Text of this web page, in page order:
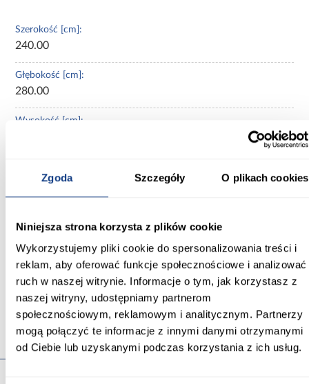
Zgoda Szczegóły O plikach cookies
Niniejsza strona korzysta z plików cookie
Wykorzystujemy pliki cookie do spersonalizowania treści i
reklam, aby oferować funkcje społecznościowe i analizować
ruch w naszej witrynie. Informacje o tym, jak korzystasz z
naszej witryny, udostępniamy partnerom
społecznościowym, reklamowym i analitycznym. Partnerzy
mogą połączyć te informacje z innymi danymi otrzymanymi
od Ciebie lub uzyskanymi podczas korzystania z ich usług.
Szerokość [cm]:
240.00
Głębokość [cm]:
280.00
Wysokość [cm]:
BESTWAY
namiot
Wymaga złożenia:
Produkty alternatywne